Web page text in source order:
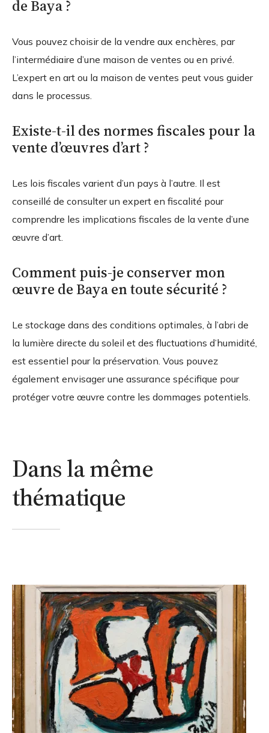
de Baya ?
Vous pouvez choisir de la vendre aux enchères, par
l’intermédiaire d’une maison de ventes ou en privé.
L’expert en art ou la maison de ventes peut vous guider
dans le processus.
Existe-t-il des normes fiscales pour la
vente d’œuvres d’art ?
Les lois fiscales varient d’un pays à l’autre. Il est
conseillé de consulter un expert en fiscalité pour
comprendre les implications fiscales de la vente d’une
œuvre d’art.
Comment puis-je conserver mon
œuvre de Baya en toute sécurité ?
Le stockage dans des conditions optimales, à l’abri de
la lumière directe du soleil et des fluctuations d’humidité,
est essentiel pour la préservation. Vous pouvez
également envisager une assurance spécifique pour
protéger votre œuvre contre les dommages potentiels.
Dans la même
thématique